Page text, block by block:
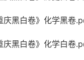
黑白卷》化学黑卷
黑白卷》化学白卷